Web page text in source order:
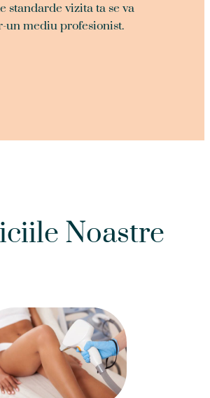
standarde vizita ta se va
un mediu profesionist.
Noastre